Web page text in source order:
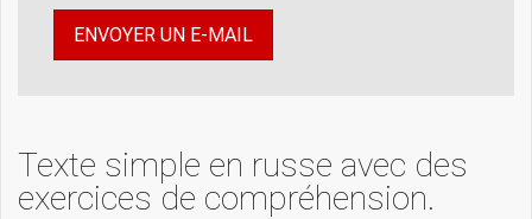
ENVOYER UN E-MAIL
Texte simple en russe avec des
exercices de compréhension.